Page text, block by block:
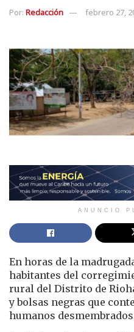
Por: Redacción febrero 27,
ANUNCIO
En horas de la
habitantes del
rural del Distrito de
y bolsas negras que
humanos